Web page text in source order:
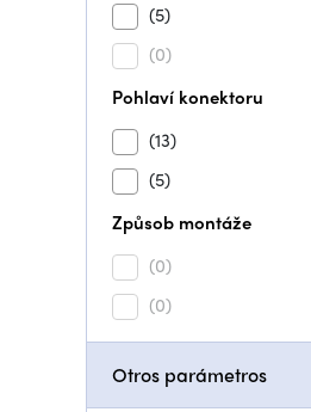
(5)
(0)
Pohlaví konektoru
(13)
(5)
Způsob montáže
(0)
(0)
Otros parámetros